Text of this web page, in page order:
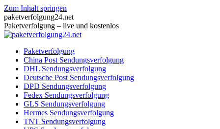
Zum Inhalt springen
paketverfolgung24.net
Paketverfolgung – live und kostenlos
Paketverfolgung
China Post Sendungsverfolgung
DHL Sendungsverfolgung
Deutsche Post Sendungsverfolgung
DPD Sendungsverfolgung
Fedex Sendungsverfolgung
GLS Sendungsverfolgung
Hermes Sendungsverfolgung
TNT Sendungsverfolgung